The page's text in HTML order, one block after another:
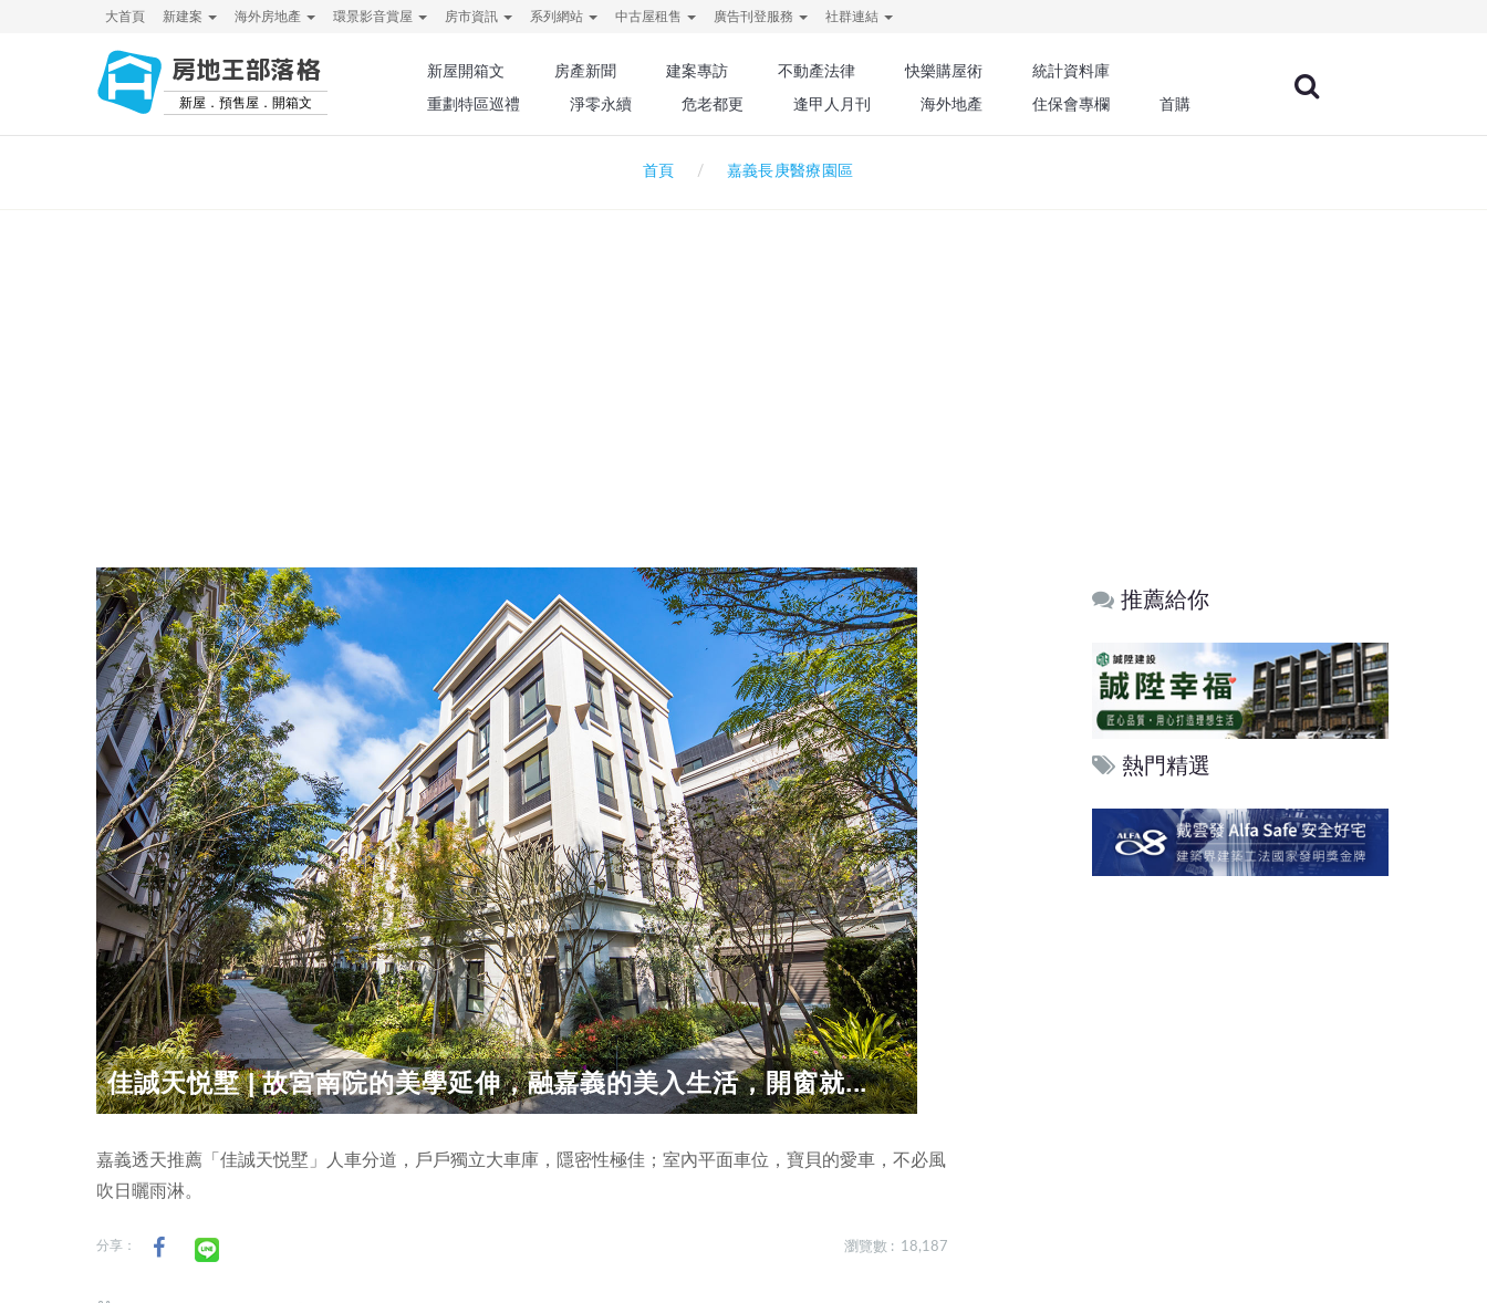
大首頁 新建案 海外房地產 環景影音賞屋 房市資訊 系列網站 中古屋租售 廣告刊登服務 社群連結
房地王部落格
新屋．預售屋．開箱文
新屋開箱文 房產新聞 建案專訪 不動產法律 快樂購屋術
統計資料庫
重劃特區巡禮
淨零永續 危老都更 逢甲人月刊 海外地產 住保會專欄 首購
首頁 嘉義長庚醫療園區
佳誠天悦墅 | 故宮南院的美學延伸，融嘉義的美入生活，開窗就...
嘉義透天推薦「佳誠天悦墅」人車分道，戶戶獨立大車庫，隱密性極佳；室內平面車位，寶貝的愛車，不必風
吹日曬雨淋。
分享： 瀏覽數 : 18,187
推薦給你
熱門精選